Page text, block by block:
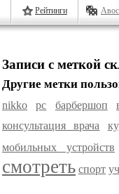
Рейтинги
Записи с меткой
Другие метки
nikko pc барбершоп
консультация врача
мобильных устройств
смотреть спорт